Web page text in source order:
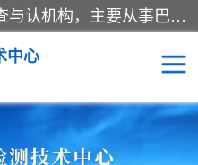
*是一家的测试、评估、检查与认机构，主要从事巴西NR10认证、NR12认证、NR13认证；ANATEL认证、INMTRO认证，欧盟CE认证：MD认证，PED认证，MID认证，ATEX认证，德国蓝色天使认证。
中心
NR10认证